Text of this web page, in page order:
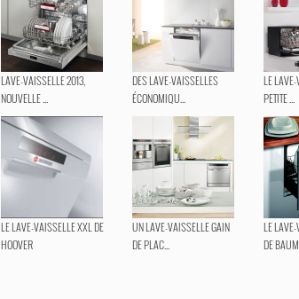
LAVE-VAISSELLE 2013,
NOUVELLE ...
DES LAVE-VAISSELLES
ÉCONOMIQU...
LE
PETITE ...
LE LAVE-VAISSELLE XXL DE
HOOVER
UN LAVE-VAISSELLE GAIN
DE PLAC...
LE
DE